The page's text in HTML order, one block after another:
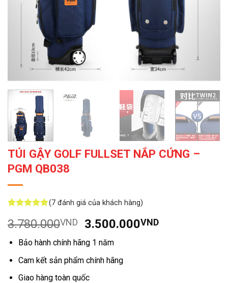
TÚI GẬY GOLF FULLSET NẮP CỨNG –
PGM QB038
dựa trên
đánh giá
(7đánh giá của khách hàng)
3.780.000VND
Giá
gốc
là:
3.780.000VND.
3.500.000VNDGiá
Bảo hành chính hãng 1 năm
Cam kết sản phẩm chính hãng
Giao hàng toàn quốc